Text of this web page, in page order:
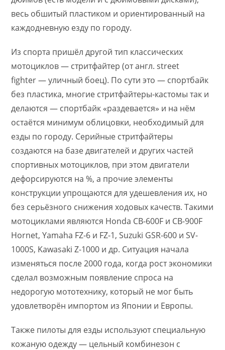
весь обшитый пластиком и ориентированный на
каждодневную езду по городу.
Из спорта пришёл другой тип классических
мотоциклов — стритфайтер (от англ. street
fighter — уличный боец). По сути это — спортбайк
без пластика, многие стритфайтеры-кастомы так и
делаются — спортбайк «раздевается» и на нём
остаётся минимум облицовки, необходимый для
езды по городу. Серийные стритфайтеры
создаются на базе двигателей и других частей
спортивных мотоциклов, при этом двигатели
дефорсируются на %, а прочие элементы
конструкции упрощаются для удешевления их, но
без серьёзного снижения ходовых качеств. Такими
мотоциклами являются Honda CB-600F и CB-900F
Hornet, Yamaha FZ-6 и FZ-1, Suzuki GSR-600 и SV-
1000S, Kawasaki Z-1000 и др. Ситуация начала
изменяться после 2000 года, когда рост экономики
сделал возможным появление спроса на
недорогую мототехнику, который не мог быть
удовлетворён импортом из Японии и Европы.
Также пилоты для езды используют специальную
кожаную одежду — цельный комбинезон с